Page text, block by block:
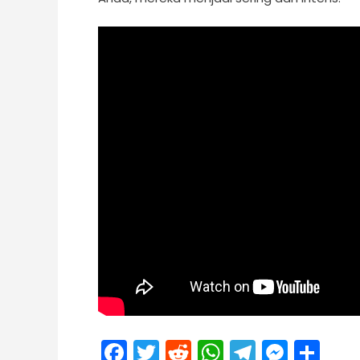
Facebook
Twitter
Reddit
WhatsApp
Telegram